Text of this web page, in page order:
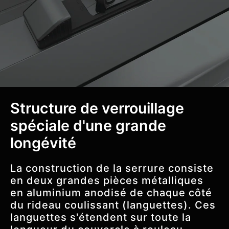
Structure de verrouillage
spéciale d'une grande
longévité
La construction de la serrure consiste
en deux grandes pièces métalliques
en aluminium anodisé de chaque côté
du rideau coulissant (languettes). Ces
languettes s'étendent sur toute la